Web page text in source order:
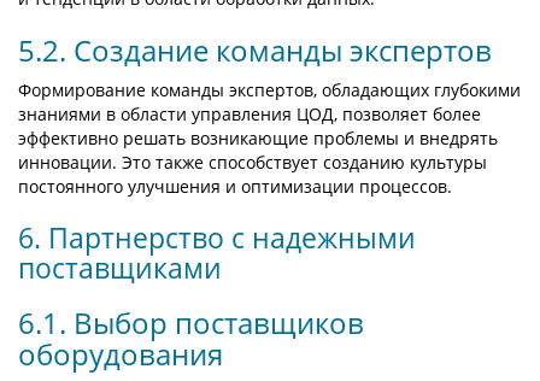
5.2. Создание команды экспертов
Формирование команды экспертов, обладающих глубокими
знаниями в области управления ЦОД, позволяет более
эффективно решать возникающие проблемы и внедрять
инновации. Это также способствует созданию культуры
постоянного улучшения и оптимизации процессов.
6. Партнерство с надежными
поставщиками
6.1. Выбор поставщиков
оборудования